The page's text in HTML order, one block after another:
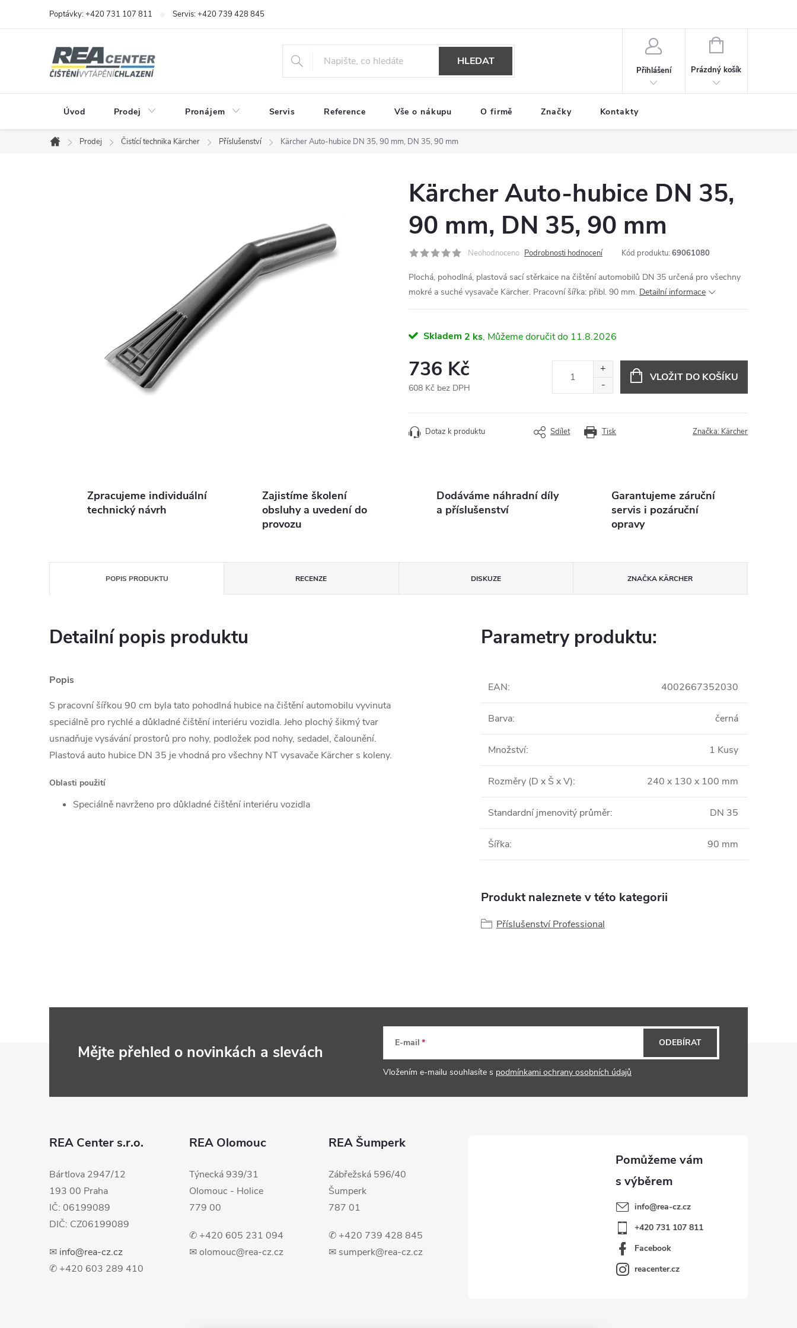
Poptávky: +420 731 107 811 Servis: +420 739 428 845
HLEDAT
Přihlášení
NÁKUPNÍ
Prázdný košík
Úvod Prodej Pronájem Servis Reference Vše o nákupu O firmě Značky Kontakty
Domů
Prodej Čistící technika Kärcher Příslušenství Kärcher Auto-hubice DN 35, 90 mm, DN 35, 90 mm
Kärcher Auto-hubice DN 35,
90 mm, DN 35, 90 mm
Neohodnoceno Podrobnosti hodnocení Kód produktu: 69061080
Plochá, pohodlná, plastová sací stěrkaice na čištění automobilů DN 35 určená pro všechny
mokré a suché vysavače Kärcher. Pracovní šířka: přibl. 90 mm. Detailní informace
Skladem 2 ks 11.8.2026
736 Kč
608 Kč bez DPH
cena:
VLOŽIT DO KOŠÍKU
Tisk
Dotaz k produktu Sdílet Značka: Kärcher
Zpracujeme individuální
technický návrh
Zajistíme školení
obsluhy a uvedení do
provozu
Dodáváme náhradní díly
a příslušenství
Garantujeme záruční
servis i pozáruční
opravy
POPIS PRODUKTU RECENZE DISKUZE ZNAČKA KÄRCHER
Detailní popis produktu
Popis
S pracovní šířkou 90 cm byla tato pohodlná hubice na čištění automobilu vyvinuta
speciálně pro rychlé a důkladné čištění interiéru vozidla. Jeho plochý šikmý tvar
usnadňuje vysávání prostorů pro nohy, podložek pod nohy, sedadel, čalounění.
Plastová auto hubice DN 35 je vhodná pro všechny NT vysavače Kärcher s koleny.
Oblasti použití
Speciálně navrženo pro důkladné čištění interiéru vozidla
Parametry produktu:
EAN: 4002667352030
Barva: černá
Množství: 1 Kusy
Rozměry (D x Š x V): 240 x 130 x 100 mm
Standardní jmenovitý průměr: DN 35
Šířka: 90 mm
Produkt naleznete v této kategorii
Příslušenství Professional
Mějte přehled o novinkách a slevách E-mail
Vložením e-mailu souhlasíte s podmínkami ochrany osobních údajů
ODEBÍRAT
REA Center s.r.o.
Bártlova 2947/12
193 00 Praha
IČ: 06199089
DIČ: CZ06199089
✉ info@rea-cz.cz
✆ +420 603 289 410
REA Olomouc
Týnecká 939/31
Olomouc - Holice
779 00
✆ +420 605 231 094
✉ olomouc@rea-cz.cz
REA Šumperk
Zábřežská 596/40
Šumperk
787 01
✆ +420 739 428 845
✉ sumperk@rea-cz.cz
info@rea-cz.cz
+420 731 107 811
Facebook
reacenter.cz